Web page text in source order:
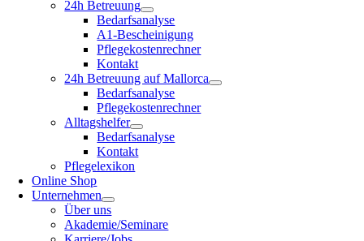
24h Betreuung
Bedarfsanalyse
A1-Bescheinigung
Pflegekostenrechner
Kontakt
24h Betreuung auf Mallorca
Bedarfsanalyse
Pflegekostenrechner
Alltagshelfer
Bedarfsanalyse
Kontakt
Pflegelexikon
Online Shop
Unternehmen
Über uns
Akademie/Seminare